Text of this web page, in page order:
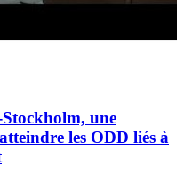
une
les ODD liés à